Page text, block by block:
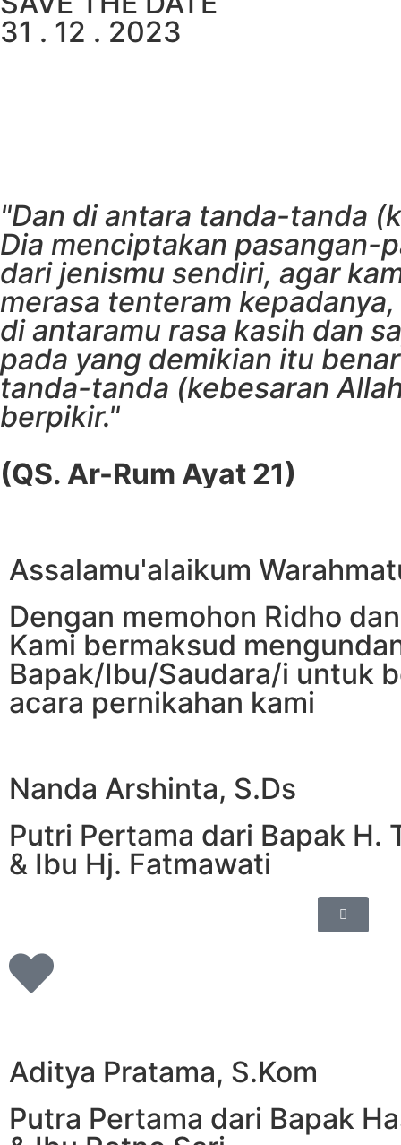
31 . 12 . 2023
"Dan di antara tanda-tanda
Dia menciptakan pasangan-
dari jenismu sendiri, agar
merasa tenteram
di antaramu rasa kasih dan
pada yang demikian itu
tanda-tanda (kebesaran
berpikir."
(QS. Ar-Rum Ayat 21)
Assalamu'alaikum
Dengan memohon Ridho
Kami bermaksud
Bapak/Ibu/Saudara/i untuk
acara pernikahan kami
Nanda Arshinta, S.Ds
Putri Pertama dari Bapak H.
& Ibu Hj. Fatmawati
Aditya Pratama, S.Kom
Putra Pertama dari Bapak